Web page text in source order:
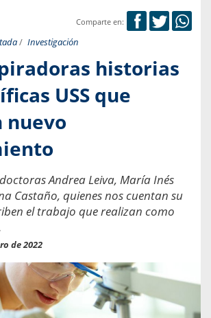
Comparte en:
/ Investigación
historias
USS que
nuevo
Andrea Leiva, María Inés
Castaño, quienes nos cuentan su
el trabajo que realizan como
de 2022